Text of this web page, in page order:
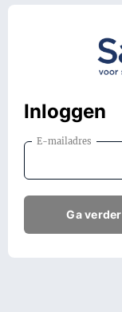
Inloggen
E-mailadres
Ga verder